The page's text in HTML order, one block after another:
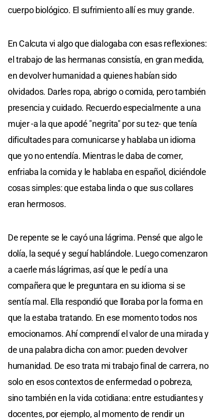
cuerpo biológico. El sufrimiento allí es muy grande.
En Calcuta vi algo que dialogaba con esas reflexiones:
el trabajo de las hermanas consistía, en gran medida,
en devolver humanidad a quienes habían sido
olvidados. Darles ropa, abrigo o comida, pero también
presencia y cuidado. Recuerdo especialmente a una
mujer -a la que apodé "negrita" por su tez- que tenía
dificultades para comunicarse y hablaba un idioma
que yo no entendía. Mientras le daba de comer,
enfriaba la comida y le hablaba en español, diciéndole
cosas simples: que estaba linda o que sus collares
eran hermosos.
De repente se le cayó una lágrima. Pensé que algo le
dolía, la sequé y seguí hablándole. Luego comenzaron
a caerle más lágrimas, así que le pedí a una
compañera que le preguntara en su idioma si se
sentía mal. Ella respondió que lloraba por la forma en
que la estaba tratando. En ese momento todos nos
emocionamos. Ahí comprendí el valor de una mirada y
de una palabra dicha con amor: pueden devolver
humanidad. De eso trata mi trabajo final de carrera, no
solo en esos contextos de enfermedad o pobreza,
sino también en la vida cotidiana: entre estudiantes y
docentes, por ejemplo, al momento de rendir un